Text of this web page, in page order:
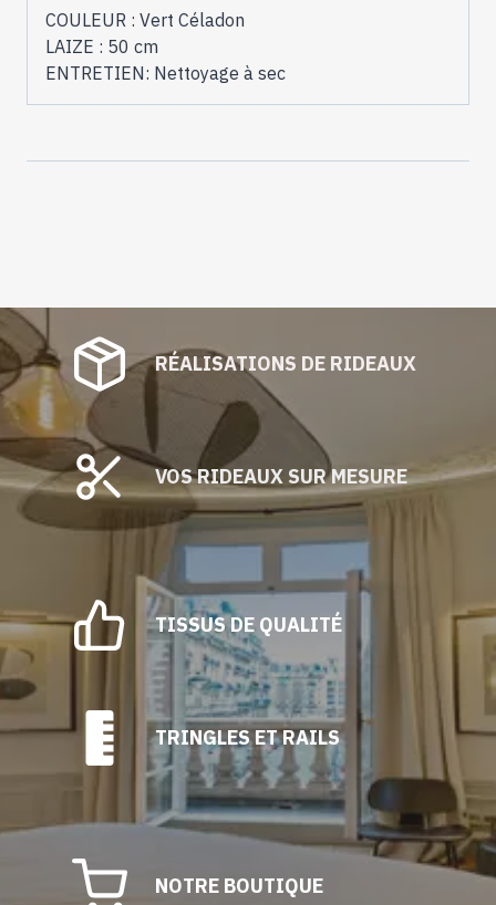
COULEUR : Vert Céladon
LAIZE : 50 cm
ENTRETIEN: Nettoyage à sec
RÉALISATIONS DE RIDEAUX
VOS RIDEAUX SUR MESURE
TISSUS DE QUALITÉ
TRINGLES ET RAILS
NOTRE BOUTIQUE